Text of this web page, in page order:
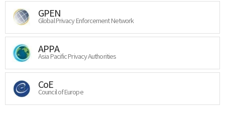
GPEN
Global Privacy Enforcement Network
APPA
Asia Pacific Privacy Authorities
CoE
Council of Europe